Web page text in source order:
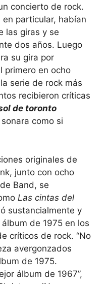
concierto de rock.
particular, habían
las giras y se
dos años. Luego
su gira por
primero en ocho
serie de rock más
recibieron críticas
de toronto
como si
originales de
junto con ocho
Band, se
Las cintas del
sustancialmente y
de 1975 en los
críticos de rock. “No
avergonzados
de 1975.
álbum de 1967”,